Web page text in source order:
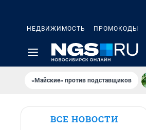
НЕДВИЖИМОСТЬ ПРОМОКОДЫ
«Майские» против подставщиков
ВСЕ НОВОСТИ